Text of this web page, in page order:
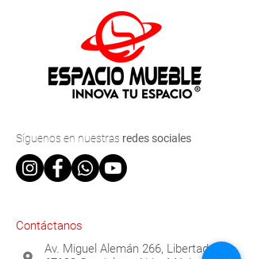
Síguenos en nuestras redes sociales
Contáctanos
Av. Miguel Alemán 266, Libertad,